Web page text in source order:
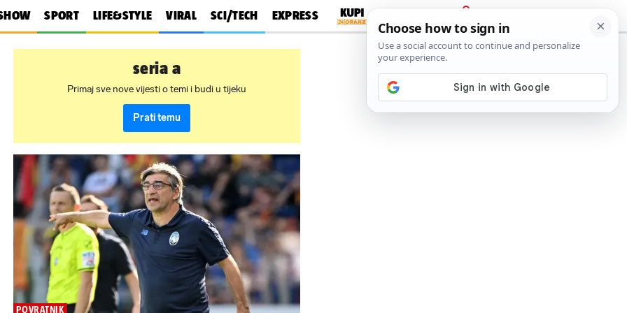
SPORT LIFE&STYLE VIRAL SCI/TECH EXPRESS
PRIJAVA
seria a
Primaj sve nove vijesti o temi i budi u tijeku
Prati temu
POVRATNIK